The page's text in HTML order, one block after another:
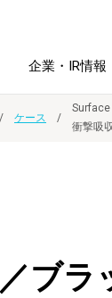
デジタルカ
ーション
エイティブ
企業・IR情報
ケース
Surface
衝撃吸
ブラ